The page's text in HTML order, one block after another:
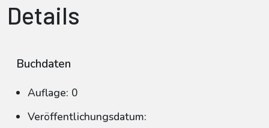
Details
Buchdaten
Auflage: 0
Veröffentlichungsdatum: